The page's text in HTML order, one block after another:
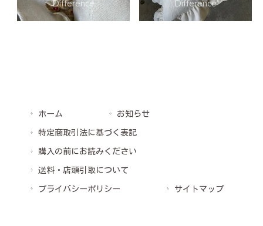
ホーム
お知らせ
特定商取引法に基づく表記
購入の前にお読みください
送料・店頭引取について
プライバシーポリシー
サイトマップ